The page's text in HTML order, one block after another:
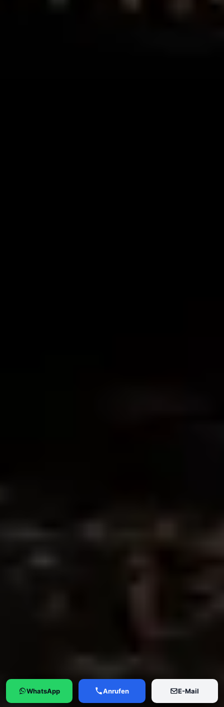
WhatsApp Anrufen E-Mail